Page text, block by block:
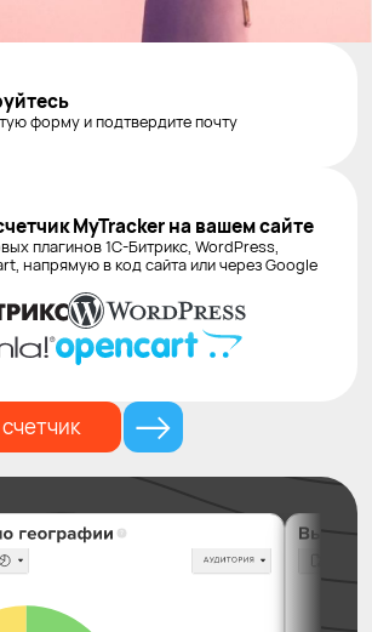
форму и подтвердите почту
MyTracker на вашем сайте
плагинов1С-Битрикс , WordPress,
напрямую в код сайта или через Google